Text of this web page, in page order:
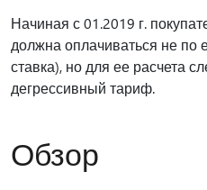
Начиная с 01.2019 г.
должна оплачиваться не по
ставка), но для ее расчета
дегрессивный тариф.
Обзор